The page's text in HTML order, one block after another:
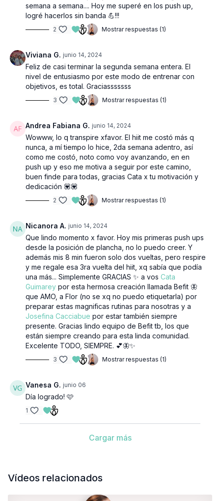
semana a semana.... Hoy me superé en los push up,
logré hacerlos sin banda 💪!!!
2 Mostrar respuestas (1)
Viviana G. junio 14, 2024
Feliz de casi terminar la segunda semana entera. El
nivel de entusiasmo por este modo de entrenar con
objetivos, es total. Graciasssssss
3 Mostrar respuestas (1)
Andrea Fabiana G. junio 14, 2024
Wowww, lo q transpire xfavor. El hiit me costó más q
nunca, a mí tiempo lo hice, 2da semana adentro, así
como me costó, noto como voy avanzando, en en
push up y eso me motiva a seguir por este camino,
buen finde para todas, gracias Cata x tu motivación y
dedicación 💟💟
2 Mostrar respuestas (1)
Nicanora A. junio 14, 2024
Que lindo momento x favor. Hoy mis primeras push ups
desde la posición de plancha, no lo puedo creer. Y
además mis 8 min fueron solo dos vueltas, pero respire
y me regale esa 3ra vuelta del hiit, xq sabía que podía
una más... Simplemente GRACIAS ✨️ a vos Cata
Guimarey por esta hermosa creación llamada Befit 🦋
que AMO, a Flor (no se xq no puedo etiquetarla) por
preparar estas magnificas rutinas para nosotras y a
Josefina Cacciabue por estar también siempre
presente. Gracias lindo equipo de Befit tb, los que
están siempre creando para esta linda comunidad.
Excelente TODO, SIEMPRE. 💕🦋✨️
3 Mostrar respuestas (1)
Vanesa G. junio 06
Día logrado! 🩷
1
Cargar más
Vídeos relacionados